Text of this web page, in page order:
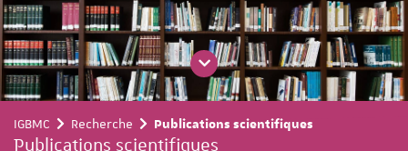
IGBMC Recherche Publications scientifiques
Publications scientifiques